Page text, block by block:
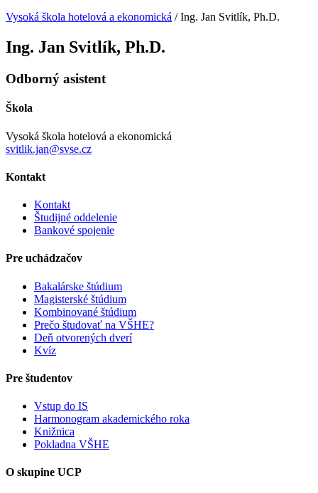
Vysoká škola hotelová a ekonomická /Ing. Jan Svitlík, Ph.D.
Ing. Jan Svitlík, Ph.D.
Odborný asistent
Škola
Vysoká škola hotelová a ekonomická
svitlik.jan@svse.cz
Kontakt
Kontakt
Študijné oddelenie
Bankové spojenie
Pre uchádzačov
Bakalárske štúdium
Magisterské štúdium
Kombinované štúdium
Prečo študovať na VŠHE?
Deň otvorených dverí
Kvíz
Pre študentov
Vstup do IS
Harmonogram akademického roka
Knižnica
Pokladna VŠHE
O skupine UCP